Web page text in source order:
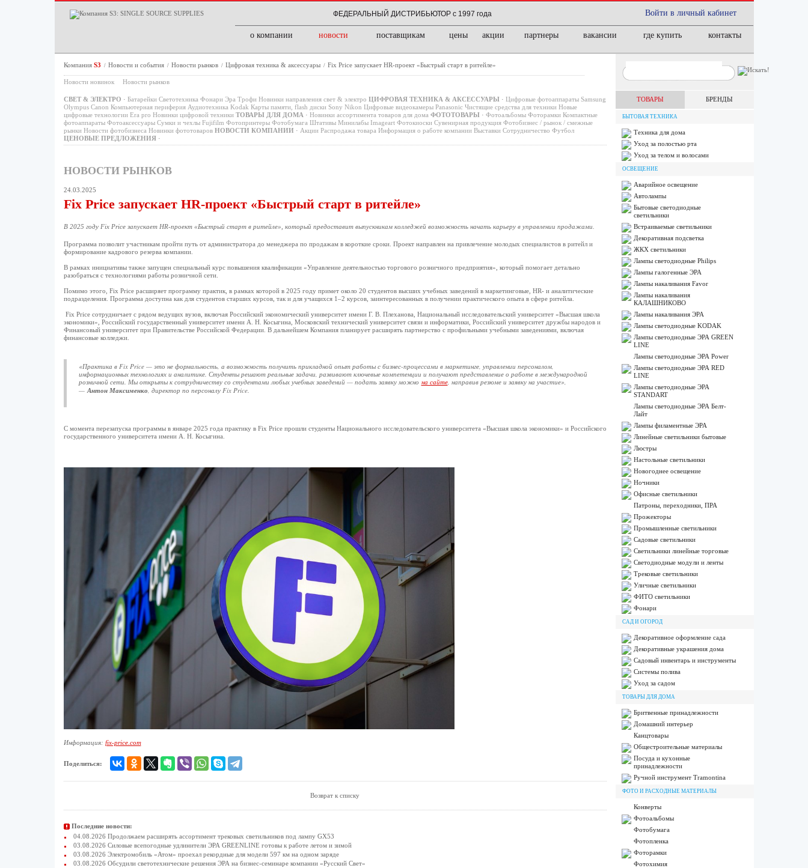
Войти в личный кабинет
ФЕДЕРАЛЬНЫЙ ДИСТРИБЬЮТОР с 1997 года
о компании новости поставщикам цены акции партнеры вакансии где купить контакты
Компания S3 / Новости и события / Новости рынков / Цифровая техника & аксессуары / Fix Price запускает HR-проект «Быстрый старт в ритейле»
Новости новинок Новости рынков
СВЕТ & ЭЛЕКТРО · Батарейки Светотехника Фонари Эра Трофи Новинки направления свет & электро ЦИФРОВАЯ ТЕХНИКА & АКСЕССУАРЫ · Цифровые фотоаппараты Samsung
Olympus Canon Компьютерная периферия Аудиотехника Kodak Карты памяти, flash диски Sony Nikon Цифровые видеокамеры Panasonic Чистящие средства для техники Новые
цифровые технологии Era pro Новинки цифровой техники ТОВАРЫ ДЛЯ ДОМА · Новинки ассортимента товаров для дома ФОТОТОВАРЫ · Фотоальбомы Фоторамки Компактные
фотоаппараты Фотоаксессуары Сумки и чехлы Fujifilm Фотопринтеры Фотобумага Штативы Минилабы Imageart Фотокиоски Сувенирная продукция Фотобизнес / рынок / смежные
рынки Новости фотобизнеса Новинки фототоваров НОВОСТИ КОМПАНИИ · Акции Распродажа товара Информация о работе компании Выставки Сотрудничество Футбол
ЦЕНОВЫЕ ПРЕДЛОЖЕНИЯ ·
НОВОСТИ РЫНКОВ
24.03.2025
Fix Price запускает HR-проект «Быстрый старт в ритейле»
В 2025 году Fix Price запускает HR-проект «Быстрый старт в ритейле», который предоставит выпускникам колледжей возможность начать карьеру в управлении продажами.
Программа позволит участникам пройти путь от администратора до менеджера по продажам в короткие сроки. Проект направлен на привлечение молодых специалистов в ритейл и
формирование кадрового резерва компании.
В рамках инициативы также запущен специальный курс повышения квалификации «Управление деятельностью торгового розничного предприятия», который помогает детально
разобраться с технологиями работы розничной сети.
Помимо этого, Fix Price расширяет программу практик, в рамках которой в 2025 году примет около 20 студентов высших учебных заведений в маркетинговые, HR- и аналитические
подразделения. Программа доступна как для студентов старших курсов, так и для учащихся 1–2 курсов, заинтересованных в получении практического опыта в сфере ритейла.
Fix Price сотрудничает с рядом ведущих вузов, включая Российский экономический университет имени Г. В. Плеханова, Национальный исследовательский университет «Высшая школа
экономики», Российский государственный университет имени А. Н. Косыгина, Московский технический университет связи и информатики, Российский университет дружбы народов и
Финансовый университет при Правительстве Российской Федерации. В дальнейшем Компания планирует расширять партнерство с профильными учебными заведениями, включая
финансовые колледжи.
«Практика в Fix Price — это не формальность, а возможность получить прикладной опыт работы с бизнес-процессами в маркетинге, управлении персоналом,
информационных технологиях и аналитике. Студенты решают реальные задачи, развивают ключевые компетенции и получают представление о работе в международной
розничной сети. Мы открыты к сотрудничеству со студентами любых учебных заведений — подать заявку можно на сайте, направив резюме и заявку на участие»,
—Антон Максименко, директор по персоналу Fix Price.
С момента перезапуска программы в январе 2025 года практику в Fix Price прошли студенты Национального исследовательского университета «Высшая школа экономики» и Российского
государственного университета имени А. Н. Косыгина.
Информация: fix-price.com
Поделиться:
Возврат к списку
Последние новости:
04.08.2026 Продолжаем расширять ассортимент трековых светильников под лампу GX53
03.08.2026 Силовые всепогодные удлинители ЭРА GREENLINE готовы к работе летом и зимой
03.08.2026 Электромобиль «Атом» проехал рекордные для модели 597 км на одном заряде
03.08.2026 Обсудили светотехнические решения ЭРА на бизнес-семинаре компании «Русский Свет»
ТОВАРЫ БРЕНДЫ
БЫТОВАЯ ТЕХНИКА
Техника для дома
Уход за полостью рта
Уход за телом и волосами
ОСВЕЩЕНИЕ
Аварийное освещение
Автолампы
Бытовые светодиодные
светильники
Встраиваемые светильники
Декоративная подсветка
ЖКХ светильники
Лампы cветодиодные Philips
Лампы галогенные ЭРА
Лампы накаливания Favor
Лампы накаливания
КАЛАШНИКОВО
Лампы накаливания ЭРА
Лампы светодиодные KODAK
Лампы светодиодные ЭРА GREEN
LINE
Лампы светодиодные ЭРА Power
Лампы светодиодные ЭРА RED
LINE
Лампы светодиодные ЭРА
STANDART
Лампы светодиодные ЭРА Белт-
Лайт
Лампы филаментные ЭРА
Линейные светильники бытовые
Люстры
Настольные светильники
Новогоднее освещение
Ночники
Офисные светильники
Патроны, переходники, ПРА
Прожекторы
Промышленные светильники
Садовые светильники
Светильники линейные торговые
Светодиодные модули и ленты
Трековые светильники
Уличные светильники
ФИТО светильники
Фонари
САД И ОГОРОД
Декоративное оформление сада
Декоративные украшения дома
Садовый инвентарь и инструменты
Системы полива
Уход за садом
ТОВАРЫ ДЛЯ ДОМА
Бритвенные принадлежности
Домашний интерьер
Канцтовары
Общестроительные материалы
Посуда и кухонные
принадлежности
Ручной инструмент Tramontina
ФОТО И РАСХОДНЫЕ МАТЕРИАЛЫ
Конверты
Фотоальбомы
Фотобумага
Фотопленка
Фоторамки
Фотохимия